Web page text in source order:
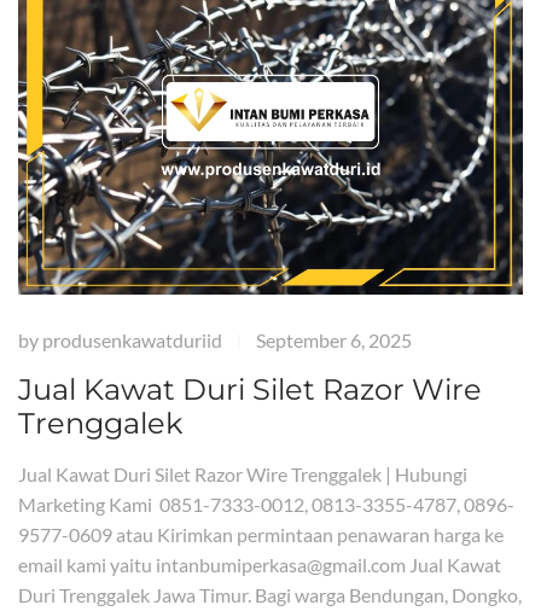
by produsenkawatduriid September 6, 2025
Jual Kawat Duri Silet Razor Wire
Trenggalek
Jual Kawat Duri Silet Razor Wire Trenggalek | Hubungi
Marketing Kami 0851-7333-0012, 0813-3355-4787, 0896-
9577-0609 atau Kirimkan permintaan penawaran harga ke
email kami yaitu intanbumiperkasa@gmail.com Jual Kawat
Duri Trenggalek Jawa Timur. Bagi warga Bendungan, Dongko,